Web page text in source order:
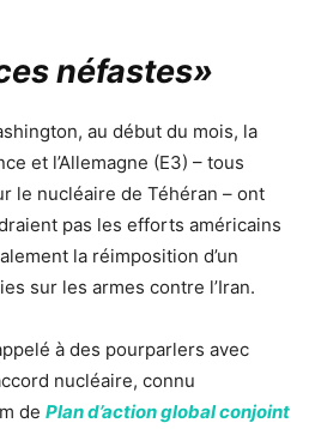
néfastes»
au début du mois, la
et l’Allemagne (E3) – tous
le nucléaire de Téhéran – ont
pas les efforts américains
la réimposition d’un
sur les armes contre l’Iran.
à des pourparlers avec
nucléaire, connu
de Plan d’action global conjoint